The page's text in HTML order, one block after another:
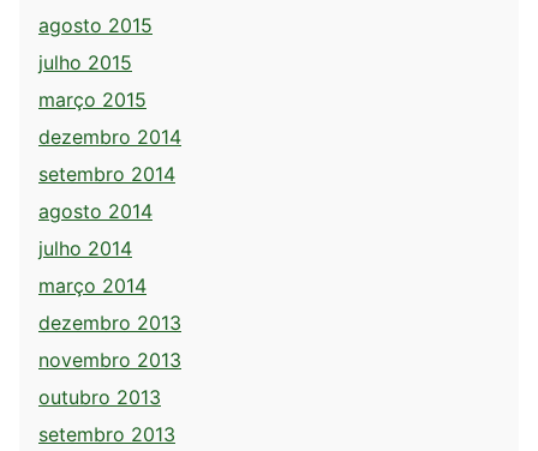
agosto 2015
julho 2015
março 2015
dezembro 2014
setembro 2014
agosto 2014
julho 2014
março 2014
dezembro 2013
novembro 2013
outubro 2013
setembro 2013